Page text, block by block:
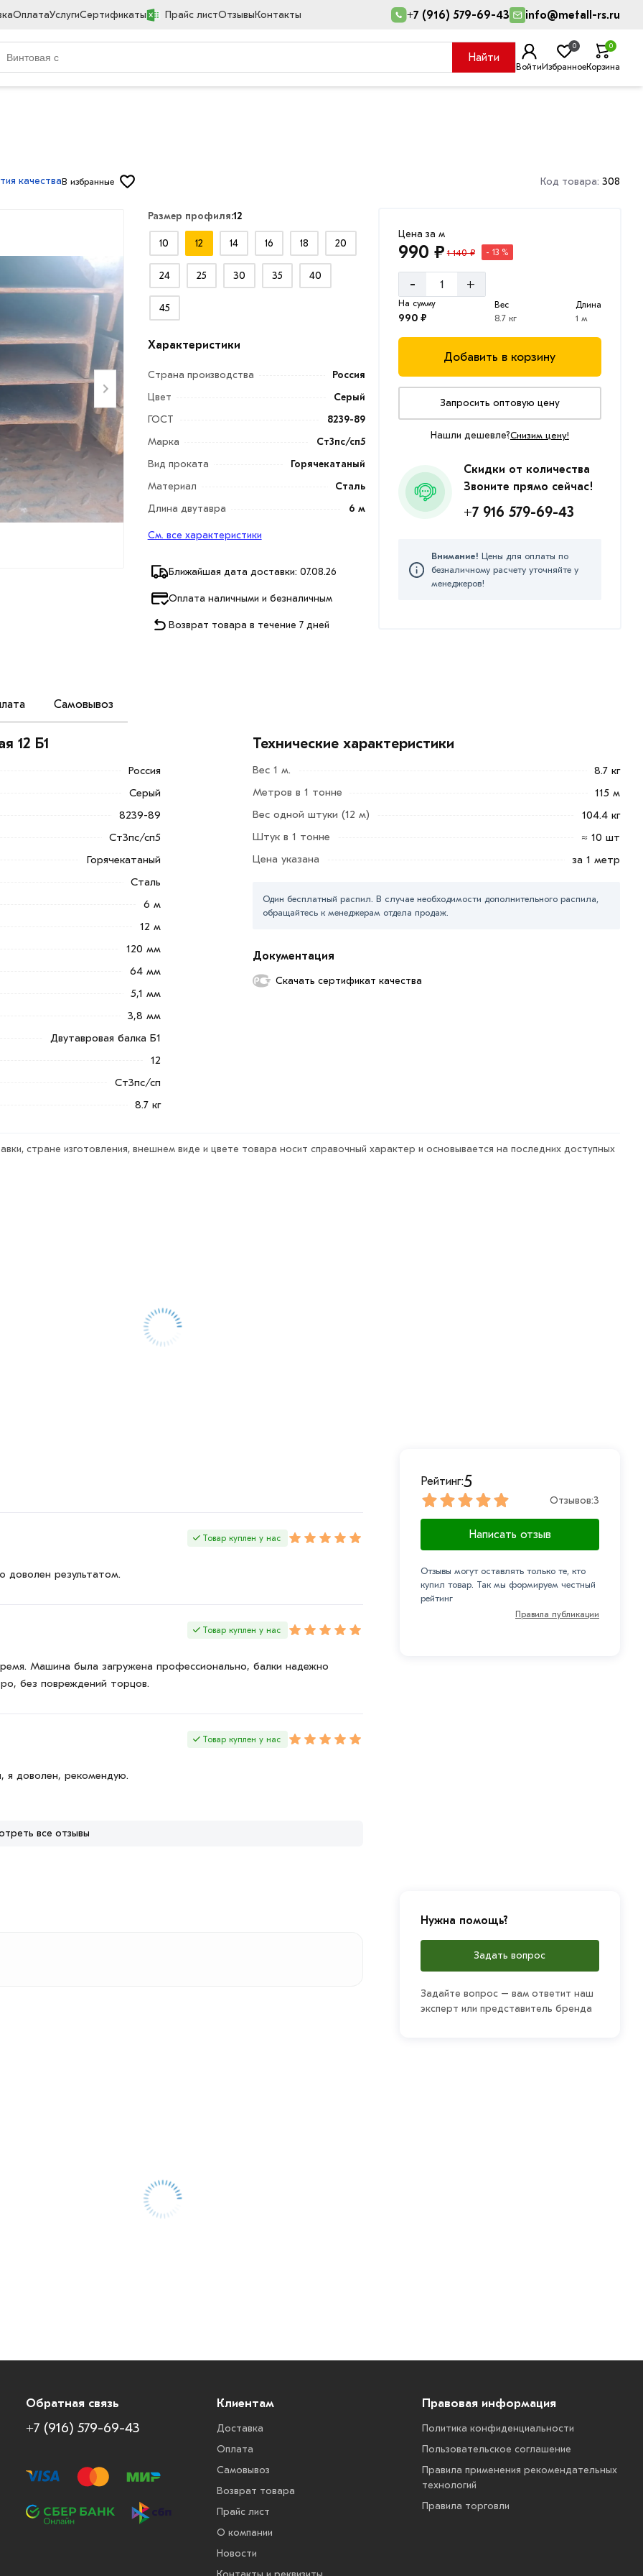
ОплатаУслугиСертификаты Прайс листОтзывыКонтакты +7 (916) 579-69-43 info@metall-rs.ru
Найти
ВойтиИзбранное
0
Корзина
0
качестваВ избранные Код товара: 308
Размер профиля:12
10 12 14 16 18 20
24 25 30 35 40
45
Характеристики
Страна производства
Россия
Цвет
Серый
ГОСТ
8239-89
Марка
Ст3пс/сп5
Вид проката
Горячекатаный
Материал
Сталь
Длина двутавра
6 м
См. все характеристики
Ближайшая дата доставки: 07.08.26
Оплата наличными и безналичным
Возврат товара в течение 7 дней
Цена за м
990 ₽ 1 140 ₽ - 13 %
- +
На сумму
990 ₽
Вес
8.7 кг
Длина
1 м
Добавить в корзину
Запросить оптовую цену
Нашли дешевле?Снизим цену!
Скидки от количества
Звоните прямо сейчас!
+7 916 579-69-43
Внимание! Цены для оплаты по
безналичному расчету уточняйте у
менеджеров!
Самовывоз
с Н-образным поперечным
типа относятся к изделиям с
или нажмите на
по контактам указанным на сайте.
из категории Балка двутавровая
и области. Наши профессиональные
условий доставки или
всем стандартам качества.
обязательно).
12 Б1
Россия
Серый
8239-89
Ст3пс/сп5
Горячекатаный
Сталь
6 м
12 м
120 мм
64 мм
5,1 мм
3,8 мм
Двутавровая балка Б1
12
Ст3пс/сп
8.7 кг
Технические характеристики
Вес 1 м.
8.7 кг
Метров в 1 тонне
115 м
Вес одной штуки (12 м)
104.4 кг
Штук в 1 тонне
≈ 10 шт
Цена указана
за 1 метр
Один бесплатный распил. В случае необходимости дополнительного распила,
обращайтесь к менеджерам отдела продаж.
Документация
Скачать сертификат качества
стране изготовления, внешнем виде и цвете товара носит справочный характер и основывается на последних доступных
Товар куплен у нас
доволен результатом.
Товар куплен у нас
Машина была загружена профессионально, балки надежно
без повреждений торцов.
Товар куплен у нас
я доволен, рекомендую.
все отзывы
Рейтинг:5
Отзывов:3
Написать отзыв
Отзывы могут оставлять только те, кто
купил товар. Так мы формируем честный
рейтинг
Правила публикации
Нужна помощь?
Задать вопрос
Задайте вопрос – вам ответит наш
эксперт или представитель бренда
Обратная связь
+7 (916) 579-69-43
Клиентам
Доставка
Оплата
Самовывоз
Возврат товара
Прайс лист
О компании
Новости
Правовая информация
Политика конфиденциальности
Пользовательское соглашение
Правила применения рекомендательных
технологий
Правила торговли